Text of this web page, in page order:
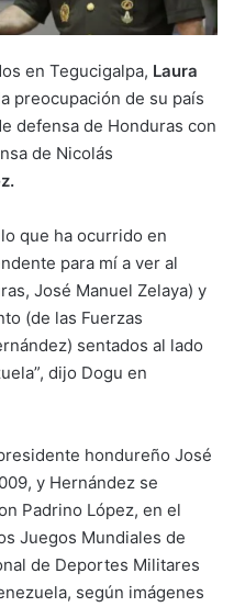
en Tegucigalpa, Laura
preocupación de su país
defensa de Honduras con
de Nicolás
que ha ocurrido en
para mí a ver al
José Manuel Zelaya) y
(de las Fuerzas
sentados al lado
dijo Dogu en
hondureño José
y Hernández se
Padrino López, en el
Juegos Mundiales de
de Deportes Militares
según imágenes